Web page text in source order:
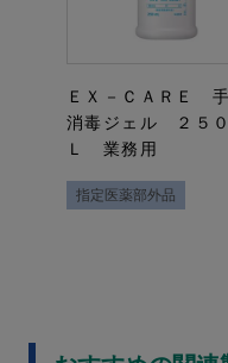
ＥＸ－ＣＡＲＥ
消毒ジェル ２５
Ｌ 業務用
指定医薬部外品